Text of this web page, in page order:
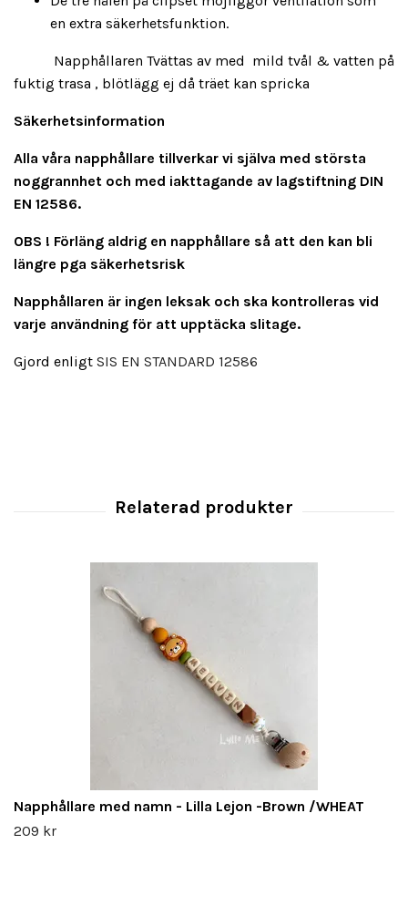
en extra säkerhetsfunktion.
Napphållaren Tvättas av med mild tvål & vatten på
fuktig trasa , blötlägg ej då träet kan spricka
Säkerhetsinformation
Alla våra napphållare tillverkar vi själva med största
noggrannhet och med iakttagande av lagstiftning DIN
EN 12586.
OBS ! Förläng aldrig en napphållare så att den kan bli
längre pga säkerhetsrisk
Napphållaren är ingen leksak och ska kontrolleras vid
varje användning för att upptäcka slitage.
Gjord enligt SIS EN STANDARD 12586
Napphållare med namn - Lilla Lejon -Brown /WHEAT
209 kr